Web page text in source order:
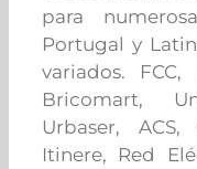
para
Portugal y
variados.
Bricomart,
Urbaser,
Itinere, Red